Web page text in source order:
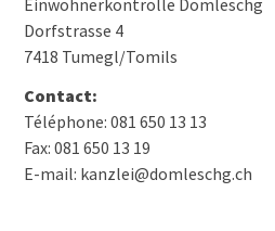
Dorfstrasse 4
7418 Tumegl/Tomils
Contact:
Téléphone: 081 650 13 13
Fax: 081 650 13 19
E-mail: kanzlei@domleschg.ch